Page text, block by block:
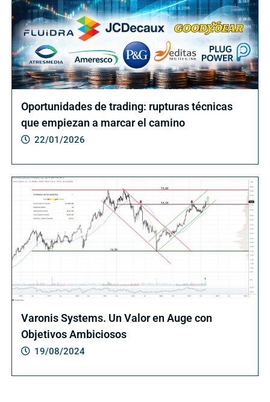
Oportunidades de trading: rupturas técnicas
que empiezan a marcar el camino
22/01/2026
Varonis Systems. Un Valor en Auge con
Objetivos Ambiciosos
19/08/2024